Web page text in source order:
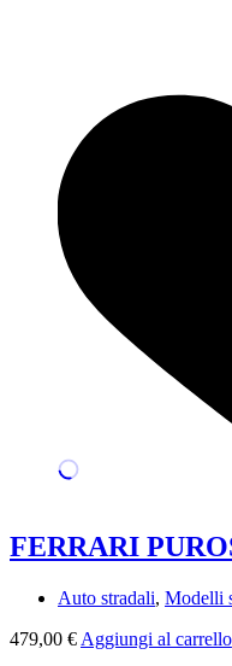
FERRARI
Auto stradali, Modelli
479,00 € Aggiungi al carrello